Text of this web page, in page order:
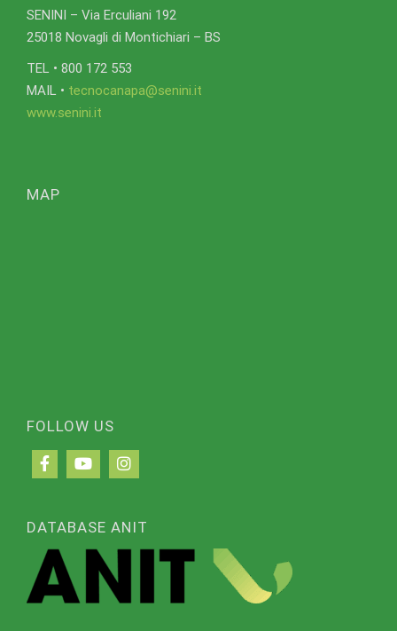
SENINI – Via Erculiani 192
25018 Novagli di Montichiari – BS
TEL • 800 172 553
MAIL • tecnocanapa@senini.it
www.senini.it
MAP
FOLLOW US
DATABASE ANIT